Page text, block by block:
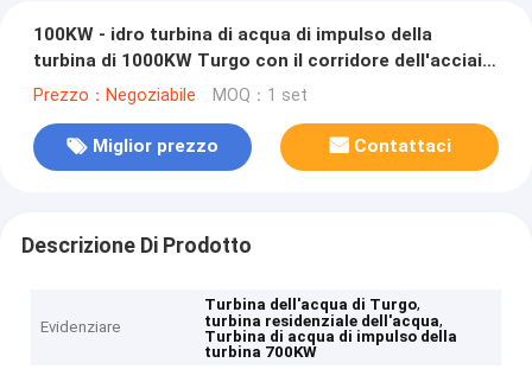
100KW - idro turbina di acqua di impulso della
turbina di 1000KW Turgo con il corridore dell'acciaio
inossidabile
Prezzo：Negoziabile MOQ：1 set
Miglior prezzo Contattaci
Descrizione Di Prodotto
Evidenziare
Turbina dell'acqua di Turgo,
turbina residenziale dell'acqua,
Turbina di acqua di impulso della
turbina 700KW